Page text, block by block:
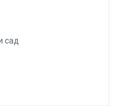
сад